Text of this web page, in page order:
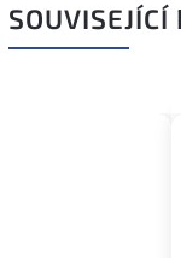
SOUVISEJÍCÍ